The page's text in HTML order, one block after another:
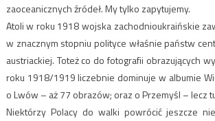
zaoceanicznych źródeł. My tylko zapytujemy.
Atoli w roku 1918 wojska zachodnioukraińskie
w znacznym stopniu polityce właśnie państw
austriackiej. Toteż co do fotografii obrazujących
roku 1918/1919 liczebnie dominuje w albumie
o Lwów – aż 77 obrazów; oraz o Przemyśl – lecz
Niektórzy Polacy do walki powrócić jeszcze